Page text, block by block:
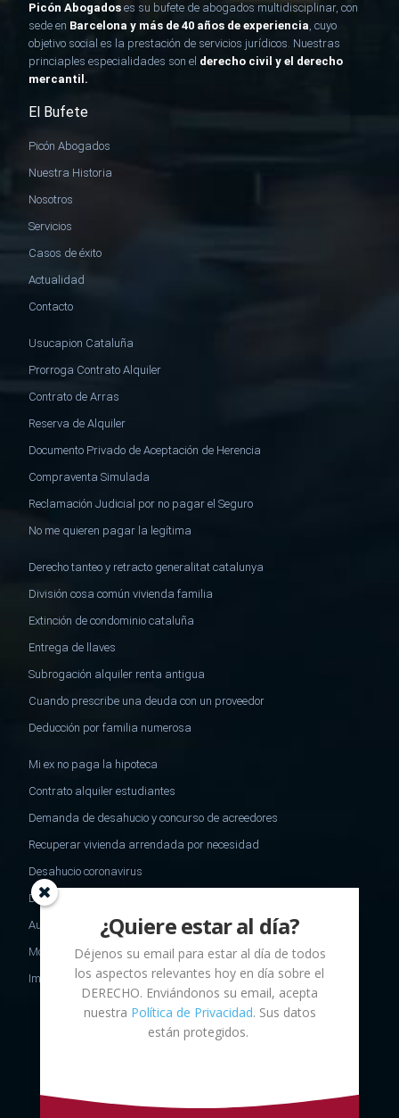
Picón Abogados es su bufete de abogados multidisciplinar, con
sede en Barcelona y más de 40 años de experiencia, cuyo
objetivo social es la prestación de servicios jurídicos. Nuestras
princiaples especialidades son el derecho civil y el derecho
mercantil.
El Bufete
Picón Abogados
Nuestra Historia
Nosotros
Servicios
Casos de éxito
Actualidad
Contacto
Usucapion Cataluña
Prorroga Contrato Alquiler
Contrato de Arras
Reserva de Alquiler
Documento Privado de Aceptación de Herencia
Compraventa Simulada
Reclamación Judicial por no pagar el Seguro
No me quieren pagar la legítima
Derecho tanteo y retracto generalitat catalunya
División cosa común vivienda familia
Extinción de condominio cataluña
Entrega de llaves
Subrogación alquiler renta antigua
Cuando prescribe una deuda con un proveedor
Deducción por familia numerosa
Mi ex no paga la hipoteca
Contrato alquiler estudiantes
Demanda de desahucio y concurso de acreedores
Recuperar vivienda arrendada por necesidad
Desahucio coronavirus
Desheredamiento
Aumento de capital
Modelo oposicion ejecucion impago de alimentos
Impuesto sucesiones no residentes
¿Quiere estar al día?
Déjenos su email para estar al día de todos
los aspectos relevantes hoy en día sobre el
DERECHO. Enviándonos su email, acepta
nuestra Política de Privacidad. Sus datos
están protegidos.